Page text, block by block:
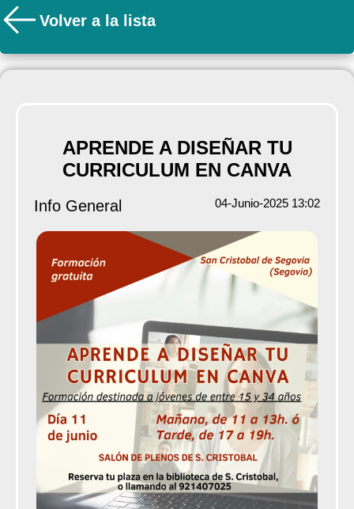
Volver a la lista
APRENDE A DISEÑAR TU
CURRICULUM EN CANVA
Info General 04-Junio-2025 13:02